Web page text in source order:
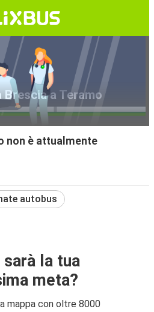
a Teramo
non è attualmente
autobus
sarà la tua
meta?
mappa con oltre 8000